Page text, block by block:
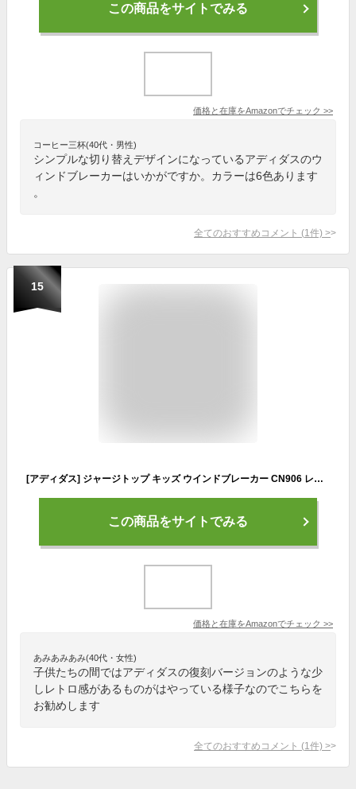
この商品をサイトでみる
価格と在庫をAmazonでチェック >>
コーヒー三杯(40代・男性)
シンプルな切り替えデザインになっているアディダスのウ
ィンドブレーカーはいかがですか。カラーは6色あります
。
全てのおすすめコメント (1 件) >
15
[アディダス] ジャージトップ キッズ ウインドブレーカー CN906 レジェンドインク/ビームイエロー/レジェンドインク(HM7132) J150
この商品をサイトでみる
価格と在庫をAmazonでチェック >>
あみあみあみ(40代・女性)
子供たちの間ではアディダスの復刻バージョンのような少
しレトロ感があるものがはやっている様子なのでこちらを
お勧めします
全てのおすすめコメント (1 件) >